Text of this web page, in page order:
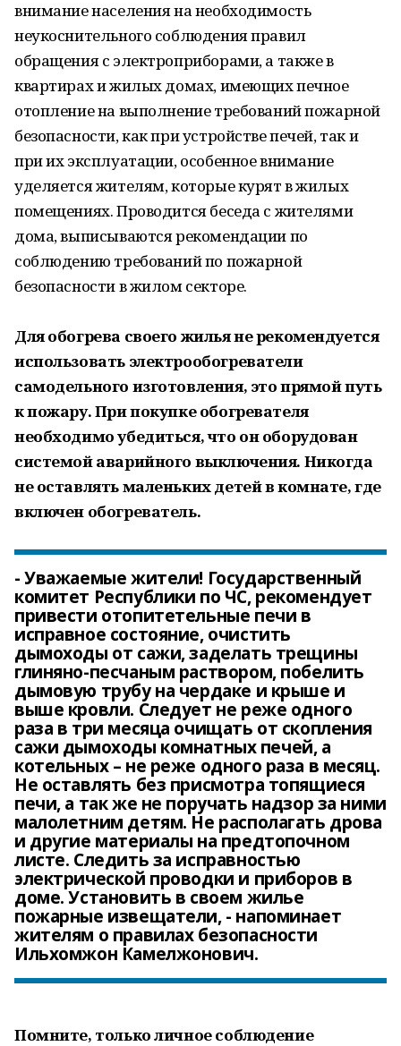
внимание населения на необходимость
неукоснительного соблюдения правил
обращения с электроприборами, а также в
квартирах и жилых домах, имеющих печное
отопление на выполнение требований пожарной
безопасности, как при устройстве печей, так и
при их эксплуатации, особенное внимание
уделяется жителям, которые курят в жилых
помещениях. Проводится беседа с жителями
дома, выписываются рекомендации по
соблюдению требований по пожарной
безопасности в жилом секторе.
Для обогрева своего жилья не рекомендуется
использовать электрообогреватели
самодельного изготовления, это прямой путь
к пожару. При покупке обогревателя
необходимо убедиться, что он оборудован
системой аварийного выключения. Никогда
не оставлять маленьких детей в комнате, где
включен обогреватель.
- Уважаемые жители! Государственный
комитет Республики по ЧС, рекомендует
привести отопитетельные печи в
исправное состояние, очистить
дымоходы от сажи, заделать трещины
глиняно-песчаным раствором, побелить
дымовую трубу на чердаке и крыше и
выше кровли. Следует не реже одного
раза в три месяца очищать от скопления
сажи дымоходы комнатных печей, а
котельных – не реже одного раза в месяц.
Не оставлять без присмотра топящиеся
печи, а так же не поручать надзор за ними
малолетним детям. Не располагать дрова
и другие материалы на предтопочном
листе. Следить за исправностью
электрической проводки и приборов в
доме. Установить в своем жилье
пожарные извещатели, - напоминает
жителям о правилах безопасности
Ильхомжон Камелжонович.
Помните, только личное соблюдение